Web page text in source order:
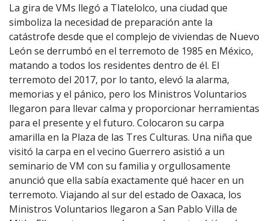
La gira de VMs llegó a Tlatelolco, una ciudad que
simboliza la necesidad de preparación ante la
catástrofe desde que el complejo de viviendas de Nuevo
León se derrumbó en el terremoto de 1985 en México,
matando a todos los residentes dentro de él. El
terremoto del 2017, por lo tanto, elevó la alarma,
memorias y el pánico, pero los Ministros Voluntarios
llegaron para llevar calma y proporcionar herramientas
para el presente y el futuro. Colocaron su carpa
amarilla en la Plaza de las Tres Culturas. Una niña que
visitó la carpa en el vecino Guerrero asistió a un
seminario de VM con su familia y orgullosamente
anunció que ella sabía exactamente qué hacer en un
terremoto. Viajando al sur del estado de Oaxaca, los
Ministros Voluntarios llegaron a San Pablo Villa de